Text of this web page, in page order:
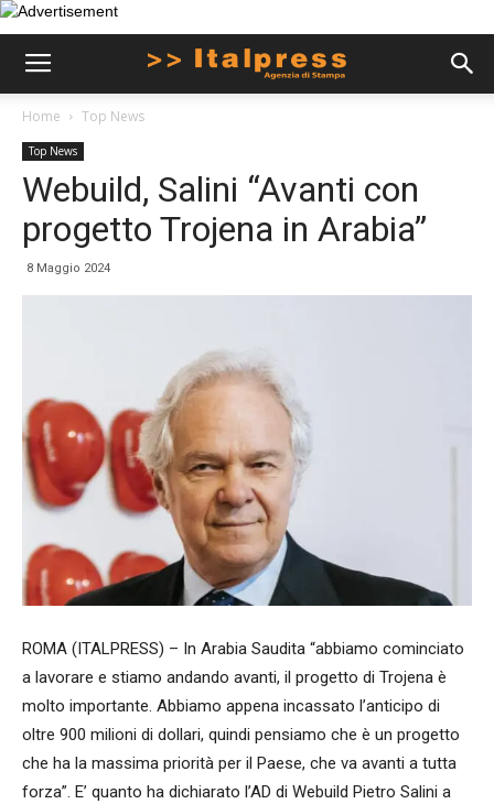
Home Top News
Top News
Webuild, Salini “Avanti con
progetto Trojena in Arabia”
8 Maggio 2024
ROMA (ITALPRESS) – In Arabia Saudita “abbiamo cominciato
a lavorare e stiamo andando avanti, il progetto di Trojena è
molto importante. Abbiamo appena incassato l’anticipo di
oltre 900 milioni di dollari, quindi pensiamo che è un progetto
che ha la massima priorità per il Paese, che va avanti a tutta
forza”. E’ quanto ha dichiarato l’AD di Webuild Pietro Salini a